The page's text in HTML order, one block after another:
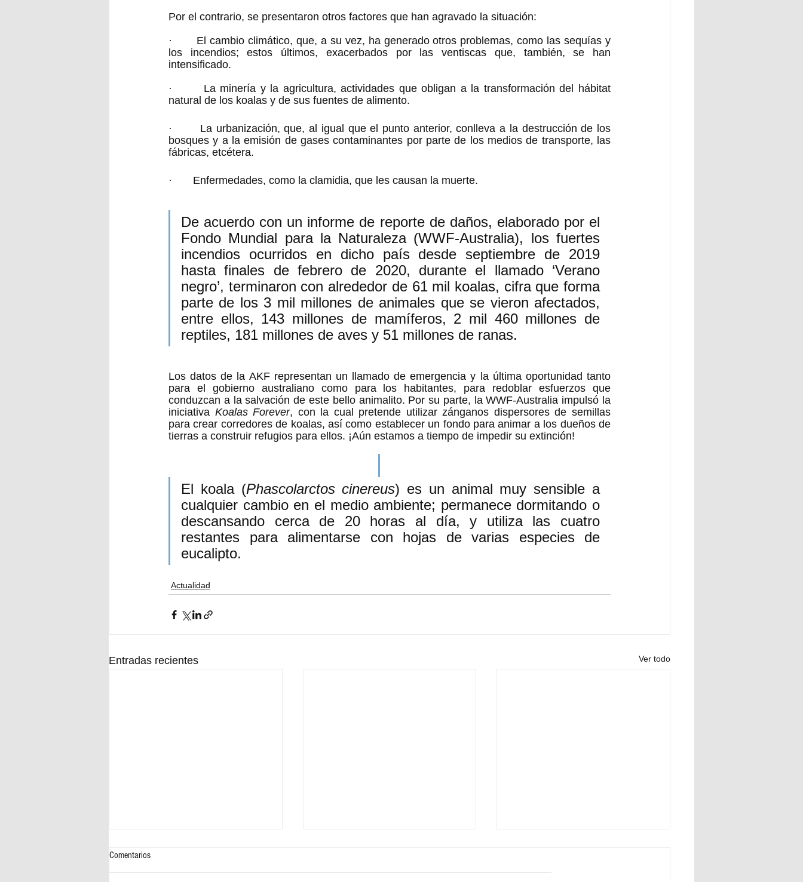
Por el contrario, se presentaron otros factores que han agravado la situación:
·       El cambio climático, que, a su vez, ha generado otros problemas, como las sequías y
los incendios; estos últimos, exacerbados por las ventiscas que, también, se han
intensificado.
·       La minería y la agricultura, actividades que obligan a la transformación del hábitat
natural de los koalas y de sus fuentes de alimento.
·       La urbanización, que, al igual que el punto anterior, conlleva a la destrucción de los
bosques y a la emisión de gases contaminantes por parte de los medios de transporte, las
fábricas, etcétera.
·       Enfermedades, como la clamidia, que les causan la muerte.
De acuerdo con un informe de reporte de daños, elaborado por el
Fondo Mundial para la Naturaleza (WWF-Australia), los fuertes
incendios ocurridos en dicho país desde septiembre de 2019
hasta finales de febrero de 2020, durante el llamado ‘Verano
negro’, terminaron con alrededor de 61 mil koalas, cifra que forma
parte de los 3 mil millones de animales que se vieron afectados,
entre ellos, 143 millones de mamíferos, 2 mil 460 millones de
reptiles, 181 millones de aves y 51 millones de ranas.
Los datos de la AKF representan un llamado de emergencia y la última oportunidad tanto
para el gobierno australiano como para los habitantes, para redoblar esfuerzos que
conduzcan a la salvación de este bello animalito. Por su parte, la WWF-Australia impulsó la
iniciativa Koalas Forever, con la cual pretende utilizar zánganos dispersores de semillas
para crear corredores de koalas, así como establecer un fondo para animar a los dueños de
tierras a construir refugios para ellos. ¡Aún estamos a tiempo de impedir su extinción!
El koala (Phascolarctos cinereus) es un animal muy sensible a
cualquier cambio en el medio ambiente; permanece dormitando o
descansando cerca de 20 horas al día, y utiliza las cuatro
restantes para alimentarse con hojas de varias especies de
eucalipto.
Actualidad
Entradas recientes Ver todo
Comentarios